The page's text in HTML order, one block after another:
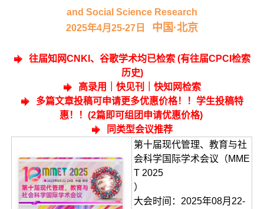
and Social Science Research
2025年4月25-27日 中国·北京
往届知网CNKI、谷歌学术均已检索 (有往届CPCI检索
历史)
高录用｜快见刊｜快知网检索
多篇文章投稿可申请更多优惠价格！！学生投稿特
惠！！(2篇即可组团申请优惠价格)
同类型会议推荐
第十届现代管理、教育与社
会科学国际学术会议（MME
T 2025
）
大会时间：2025年08月22-